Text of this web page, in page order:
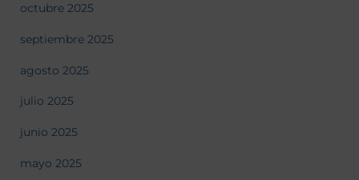
octubre 2025
septiembre 2025
agosto 2025
julio 2025
junio 2025
mayo 2025